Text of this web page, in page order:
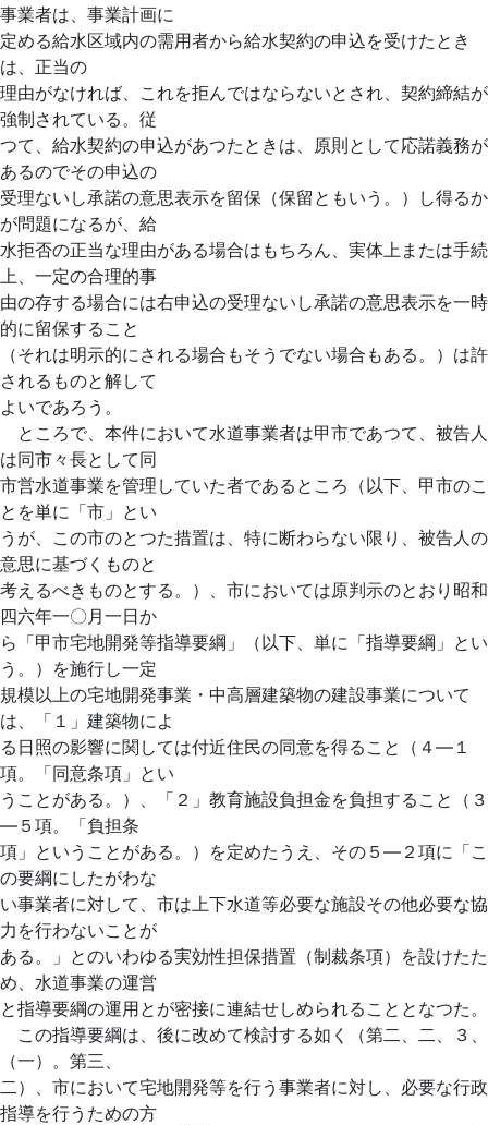
事業者は、事業計画に
定める給水区域内の需用者から給水契約の申込を受けたとき
は、正当の
理由がなければ、これを拒んではならないとされ、契約締結が
強制されている。従
つて、給水契約の申込があつたときは、原則として応諾義務が
あるのでその申込の
受理ないし承諾の意思表示を留保（保留ともいう。）し得るか
が問題になるが、給
水拒否の正当な理由がある場合はもちろん、実体上または手続
上、一定の合理的事
由の存する場合には右申込の受理ないし承諾の意思表示を一時
的に留保すること
（それは明示的にされる場合もそうでない場合もある。）は許
されるものと解して
よいであろう。
ところで、本件において水道事業者は甲市であつて、被告人
は同市々長として同
市営水道事業を管理していた者であるところ（以下、甲市のこ
とを単に「市」とい
うが、この市のとつた措置は、特に断わらない限り、被告人の
意思に基づくものと
考えるべきものとする。）、市においては原判示のとおり昭和
四六年一〇月一日か
ら「甲市宅地開発等指導要綱」（以下、単に「指導要綱」とい
う。）を施行し一定
規模以上の宅地開発事業・中高層建築物の建設事業について
は、「１」建築物によ
る日照の影響に関しては付近住民の同意を得ること（４―１
項。「同意条項」とい
うことがある。）、「２」教育施設負担金を負担すること（３
―５項。「負担条
項」ということがある。）を定めたうえ、その５―２項に「こ
の要綱にしたがわな
い事業者に対して、市は上下水道等必要な施設その他必要な協
力を行わないことが
ある。」とのいわゆる実効性担保措置（制裁条項）を設けたた
め、水道事業の運営
と指導要綱の運用とが密接に連結せしめられることとなつた。
この指導要綱は、後に改めて検討する如く（第二、二、３、
（一）。第三、
二）、市において宅地開発等を行う事業者に対し、必要な行政
指導を行うための方